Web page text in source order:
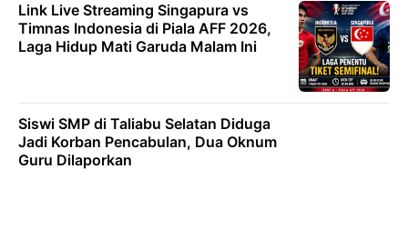
Link Live Streaming Singapura vs
Timnas Indonesia di Piala AFF 2026,
Laga Hidup Mati Garuda Malam Ini
Siswi SMP di Taliabu Selatan Diduga
Jadi Korban Pencabulan, Dua Oknum
Guru Dilaporkan